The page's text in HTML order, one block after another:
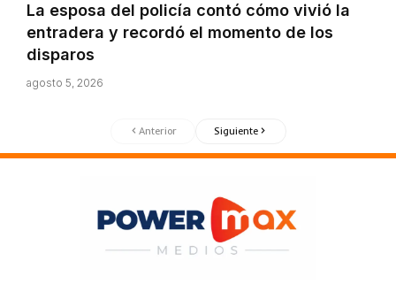
La esposa del policía contó cómo vivió la
entradera y recordó el momento de los
disparos
agosto 5, 2026
Anterior Siguiente